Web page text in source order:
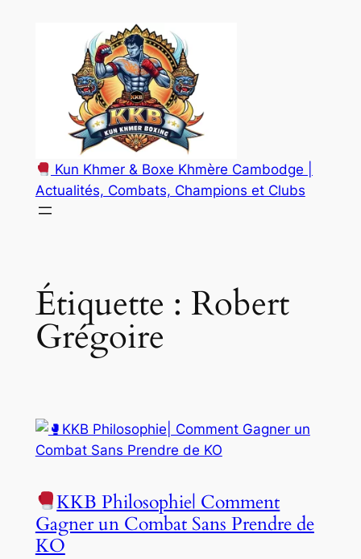
Kun Khmer & Boxe Khmère Cambodge |
Actualités, Combats, Champions et Clubs
Étiquette : Robert
Grégoire
KKB Philosophie| Comment
Gagner un Combat Sans Prendre de
KO